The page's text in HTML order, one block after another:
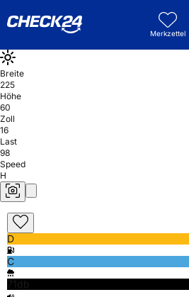
Merkzettel
Breite
225
Höhe
60
Zoll
16
Last
98
Speed
H
D
C
71db